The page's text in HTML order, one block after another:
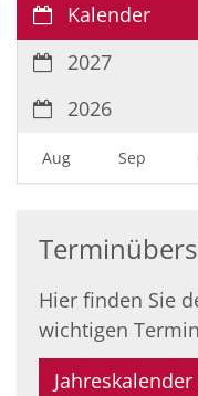
Kalender
2027
2026
Aug Sep
Hier finden Sie
wichtigen
Jahreskalender